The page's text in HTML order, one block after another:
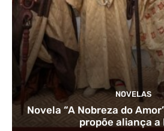
NOVELAS
Novela “A Nobreza do
propõe aliança a